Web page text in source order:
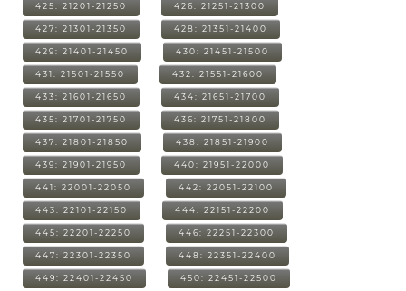
425: 21201-21250 426: 21251-21300
427: 21301-21350 428: 21351-21400
429: 21401-21450 430: 21451-21500
431: 21501-21550 432: 21551-21600
433: 21601-21650 434: 21651-21700
435: 21701-21750 436: 21751-21800
437: 21801-21850 438: 21851-21900
439: 21901-21950 440: 21951-22000
441: 22001-22050 442: 22051-22100
443: 22101-22150 444: 22151-22200
445: 22201-22250 446: 22251-22300
447: 22301-22350 448: 22351-22400
449: 22401-22450 450: 22451-22500